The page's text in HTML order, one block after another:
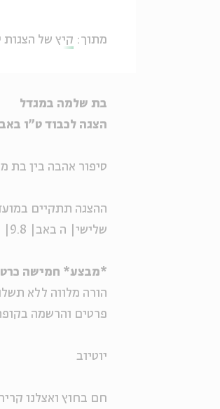
מתוך: קיץ של הצגות
בת שלמה במגדל
הצגה לכבוד ט"ו
סיפור אהבה בין בת
ההצגה תתקיים
שלישי| ה באב| 9.8| 16:30, 18:00
*מבצע* חמישה כרטיסים ב- 150 ₪ בלבד למגוון
הורה מלווה ללא
פרטים והרשמה
יוטיוב
חם בחוץ ואצלנו